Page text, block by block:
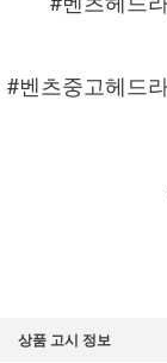
#벤츠중고헤드
상품 고시 정보